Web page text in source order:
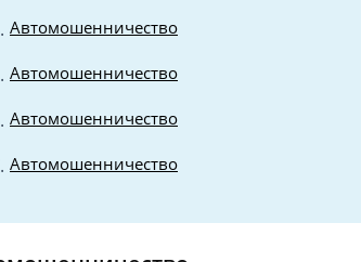
Автомошенничество
Автомошенничество
Автомошенничество
Автомошенничество